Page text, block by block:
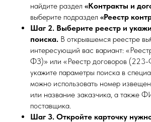
найдите раздел «Контракты и
выберите подраздел «Реестр
Шаг 2. Выберите реестр и
поиска. В открывшемся реестре
интересующий вас вариант:
ФЗ)» или «Реестр договоров
укажите параметры поиска в
можно использовать номер
или название заказчика, а
поставщика.
Шаг 3. Откройте карточку